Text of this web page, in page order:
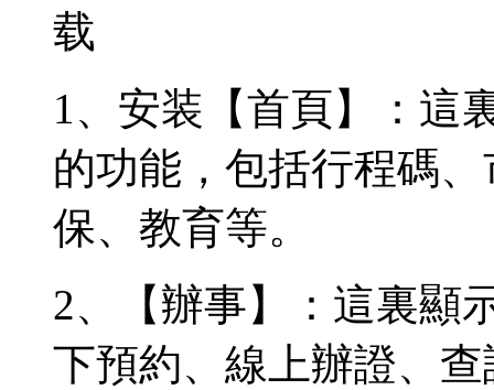
载
1、安装【首頁】：這
的功能，包括行程碼
保、教育等。
2、【辦事】：這裏顯
下預約、線上辦證、